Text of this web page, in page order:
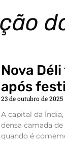
Nova
após
23 de outubro de 2025
A capital da
densa camada
quando é